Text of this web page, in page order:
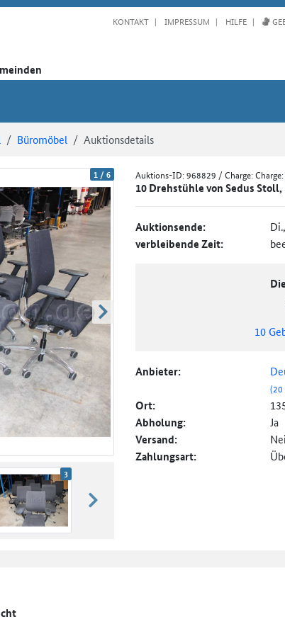
KONTAKT IMPRESSUM HILFE
Büromöbel Auktionsdetails
1 /6
weiter blättern
3
weiter blättern
Auktions-ID:968829 / Charge:
10 Drehstühle von Sedus
Auktionsende:
verbleibende Zeit:
10
Anbieter:
(20
Ort:
Abholung: Ja
Versand:
Zahlungsart: